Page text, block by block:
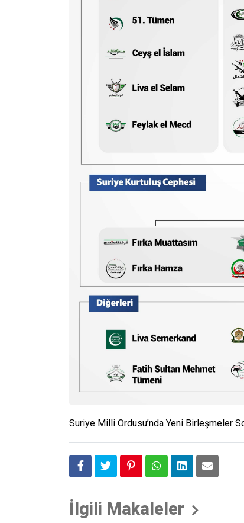
Suriye Milli Ordusu’nda Yeni Birleşmeler
İlgili Makaleler